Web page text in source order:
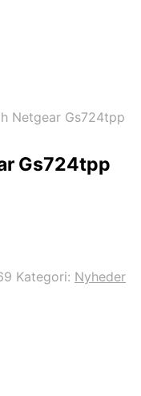
Netgear Gs724tpp
Gs724tpp
Kategori: Nyheder